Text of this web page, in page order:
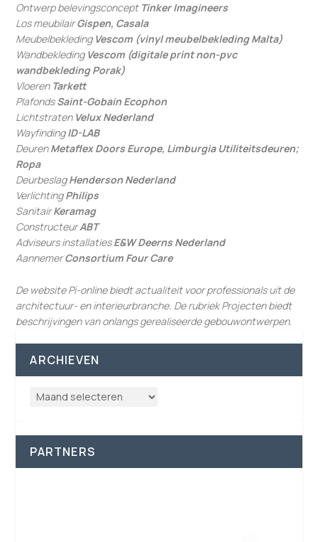
Ontwerp belevingsconcept Tinker Imagineers
Los meubilairGispen, Casala
MeubelbekledingVescom (vinyl meubelbekleding Malta)
WandbekledingVescom (digitale print non-pvc
wandbekleding Porak)
VloerenTarkett
PlafondsSaint-Gobain Ecophon
LichtstratenVelux Nederland
WayfindingID-LAB
DeurenMetaflex Doors Europe, Limburgia Utiliteitsdeuren;
Ropa
DeurbeslagHenderson Nederland
VerlichtingPhilips
SanitairKeramag
ConstructeurABT
Adviseurs installatiesE&W Deerns Nederland
AannemerConsortium Four Care
De website Pi-online biedt actualiteit voor professionals uit de
architectuur- en interieurbranche. De rubriek Projecten biedt
beschrijvingen van onlangs gerealiseerde gebouwontwerpen.
ARCHIEVEN
PARTNERS